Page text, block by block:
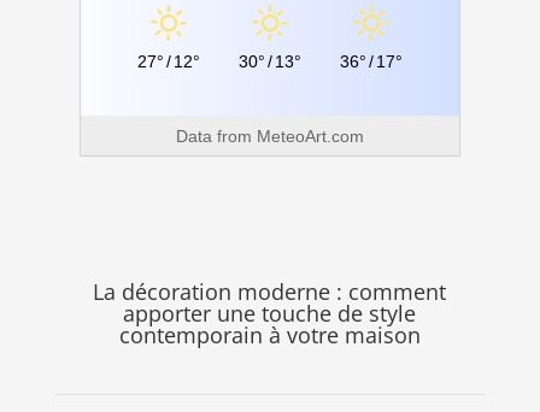
27°/12° 30°/13° 36°/17°
Data from MeteoArt.com
La décoration moderne : comment
apporter une touche de style
contemporain à votre maison